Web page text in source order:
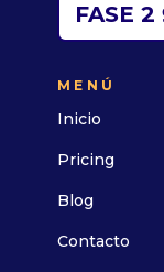
FASE 2
MENÚ
Inicio
Pricing
Blog
Contacto